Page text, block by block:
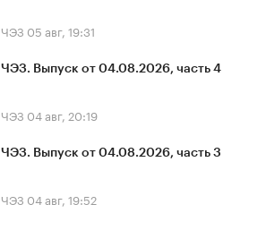
ЧЭЗ 05 авг, 19:31
ЧЭЗ. Выпуск от 04.08.2026, часть 4
ЧЭЗ 04 авг, 20:19
ЧЭЗ. Выпуск от 04.08.2026, часть 3
ЧЭЗ 04 авг, 19:52